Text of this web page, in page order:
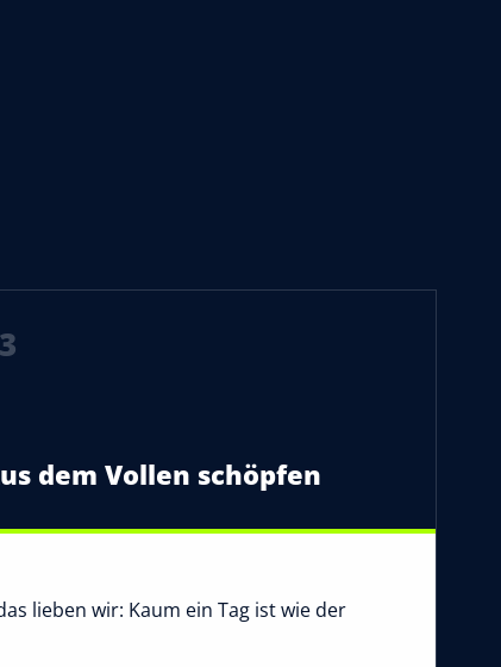
dem Vollen schöpfen
lieben wir: Kaum ein Tag ist wie der